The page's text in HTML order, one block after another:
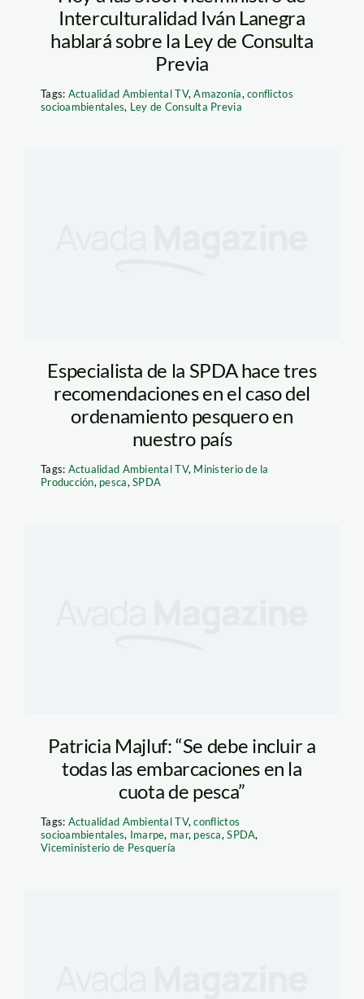
Interculturalidad Iván Lanegra
hablará sobre la Ley de Consulta
Previa
Tags: Actualidad Ambiental TV,Amazonía,conflictos
socioambientales, Ley de Consulta Previa
Especialista de la SPDA hace tres
recomendaciones en el caso del
ordenamiento pesquero en
nuestro país
Tags: Actualidad Ambiental TV, Ministerio de la
Producción, pesca,SPDA
Patricia Majluf: “Se debe incluir a
todas las embarcaciones en la
cuota de pesca”
Tags: Actualidad Ambiental TV,conflictos
socioambientales, Imarpe, mar, pesca,SPDA,
Viceministerio de Pesquería